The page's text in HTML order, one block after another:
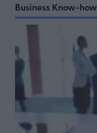
Business Know-how